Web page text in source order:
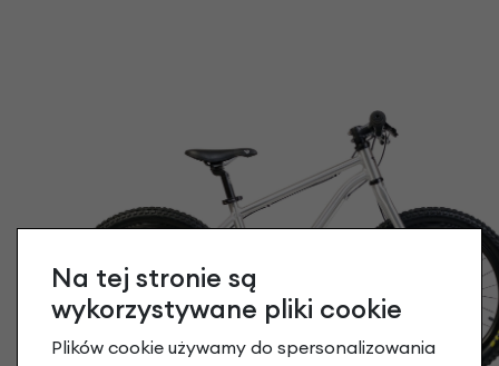
Na tej stronie są
wykorzystywane pliki cookie
Plików cookie używamy do spersonalizowania